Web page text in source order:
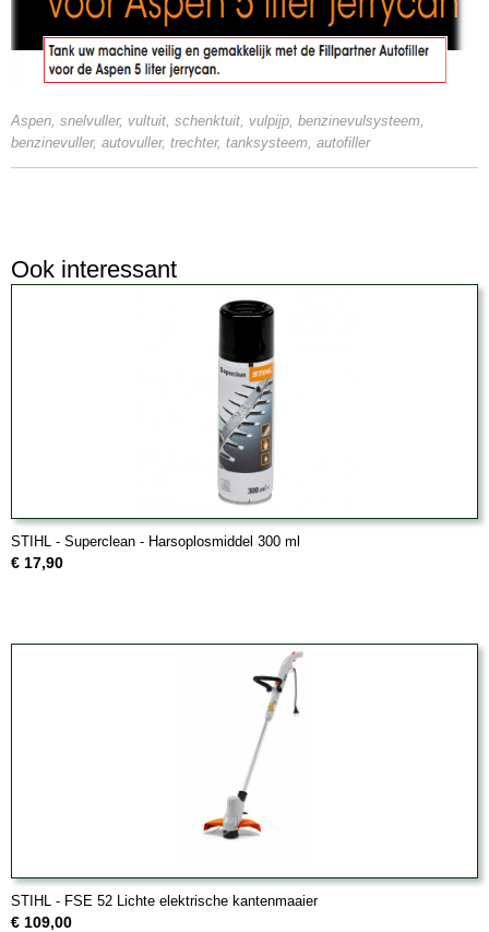
Aspen, snelvuller, vultuit, schenktuit, vulpijp, benzinevulsysteem,
benzinevuller, autovuller, trechter, tanksysteem, autofiller
Ook interessant
STIHL - Superclean - Harsoplosmiddel 300 ml
€ 17,90
STIHL - FSE 52 Lichte elektrische kantenmaaier
€ 109,00